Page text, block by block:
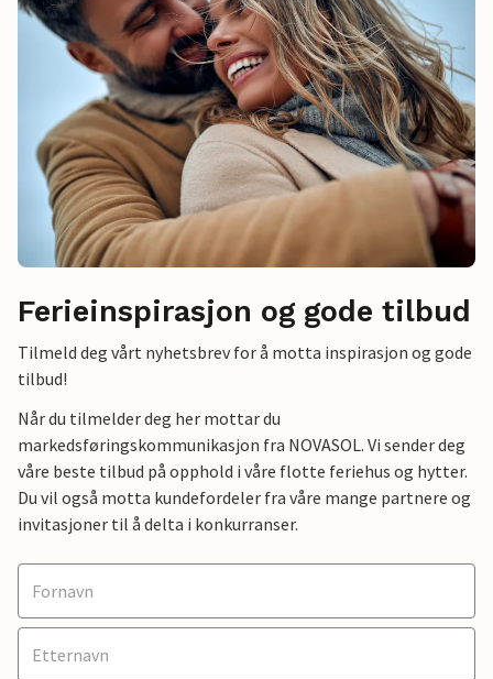
Ferieinspirasjon og gode tilbud
Tilmeld deg vårt nyhetsbrev for å motta inspirasjon og gode
tilbud!
Når du tilmelder deg her mottar du
markedsføringskommunikasjon fra NOVASOL. Vi sender deg
våre beste tilbud på opphold i våre flotte feriehus og hytter.
Du vil også motta kundefordeler fra våre mange partnere og
invitasjoner til å delta i konkurranser.